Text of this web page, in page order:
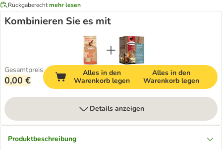
Rückgaberechtmehr lesen
Kombinieren Sie es mit
Gesamtpreis
0,00 €
Alles in den
Warenkorb legen
Alles in den
Warenkorb legen
Details anzeigen
Produktbeschreibung